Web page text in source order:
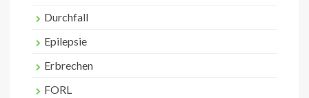
Durchfall
Epilepsie
Erbrechen
FORL